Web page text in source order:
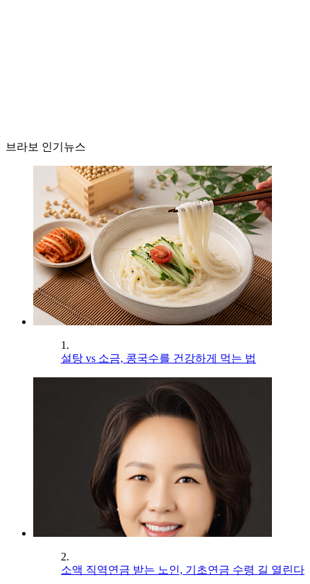
브라보 인기뉴스
1.
설탕 vs 소금, 콩국수를 건강하게 먹는 법
2.
소액 직역연금 받는 노인, 기초연금 수령 길 열린다